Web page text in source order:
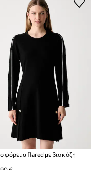
φόρεμα flared με βισκόζη